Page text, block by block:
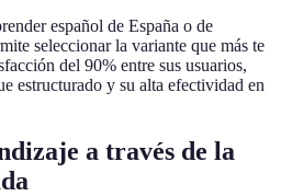
español de España o de
seleccionar la variante que más te
del 90% entre sus usuarios,
estructurado y su alta efectividad en
a través de la